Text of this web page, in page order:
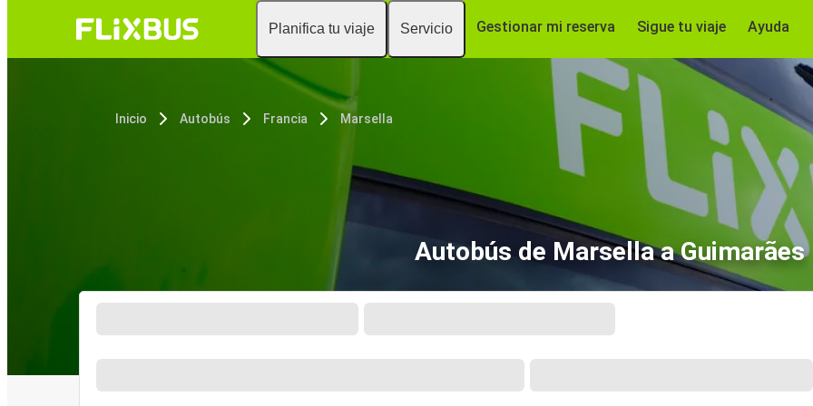
Planifica tu viaje Servicio Gestionar mi reserva Sigue tu viaje Ayuda
Inicio Autobús Francia Marsella
Autobús de Marsella a Guimarães